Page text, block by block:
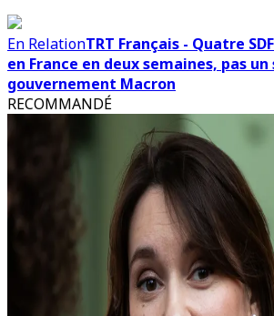
En RelationTRT Français - Quatre
en France en deux semaines, pas
gouvernement Macron
RECOMMANDÉ